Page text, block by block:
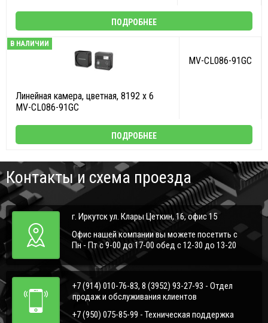
ПОДРОБНЕЕ
В НАЛИЧИИ
MV-CL086-91GC
Линейная камера, цветная, 8192 x 6
MV-CL086-91GC
ПОДРОБНЕЕ
Контакты и схема проезда
г. Иркутск ул. Клары Цеткин, 16, офис 15
Офис нашей компании вы можете посетить с
Пн - Пт с 9-00 до 17-00 обед с 12-30 до 13-20
+7 (914) 010-76-83, 8 (3952) 93-27-93 - Отдел
продаж и обслуживания клиентов
+7 (950) 075-85-99 - Техническая поддержка